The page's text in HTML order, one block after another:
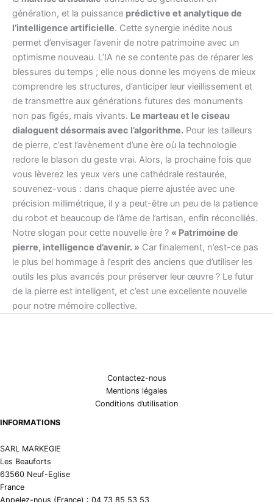
génération, et la puissance prédictive et analytique de
l’intelligence artificielle. Cette synergie inédite nous
permet d’envisager l’avenir de notre patrimoine avec un
optimisme nouveau. L’IA ne se contente pas de réparer les
blessures du temps ; elle nous donne les moyens de mieux
comprendre les structures, d’anticiper leur vieillissement et
de transmettre aux générations futures des monuments
non pas figés, mais vivants. Le marteau et le ciseau
dialoguent désormais avec l’algorithme. Pour les tailleurs
de pierre, c’est l’avènement d’une ère où la technologie
redore le blason du geste vrai. Alors, la prochaine fois que
vous lèverez les yeux vers une cathédrale restaurée,
souvenez-vous : dans chaque pierre ajustée avec une
précision millimétrique, il y a peut-être un peu de la patience
du robot et beaucoup de l’âme de l’artisan, enfin réconciliés.
Notre slogan pour cette nouvelle ère ? « Patrimoine de
pierre, intelligence d’avenir. » Car finalement, n’est-ce pas
le plus bel hommage à l’esprit des anciens que d’utiliser les
outils les plus avancés pour préserver leur œuvre ? Le futur
de la pierre est intelligent, et c’est une excellente nouvelle
pour notre mémoire collective.
Contactez-nous
Mentions légales
Conditions d’utilisation
INFORMATIONS
SARL MARKEGIE
Les Beauforts
63560 Neuf-Eglise
France
Appelez-nous (France) : 04 73 85 53 53